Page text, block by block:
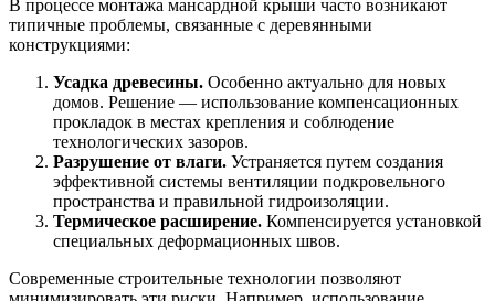
В процессе монтажа мансардной крыши часто возникают
типичные проблемы, связанные с деревянными
конструкциями:
Усадка древесины. Особенно актуально для новых
домов. Решение — использование компенсационных
прокладок в местах крепления и соблюдение
технологических зазоров.
Разрушение от влаги. Устраняется путем создания
эффективной системы вентиляции подкровельного
пространства и правильной гидроизоляции.
Термическое расширение. Компенсируется установкой
специальных деформационных швов.
Современные строительные технологии позволяют